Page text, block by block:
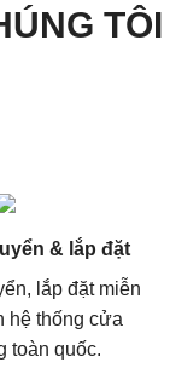
TÔI
& lắp đặt
lắp đặt miễn
hệ thống cửa
toàn quốc.